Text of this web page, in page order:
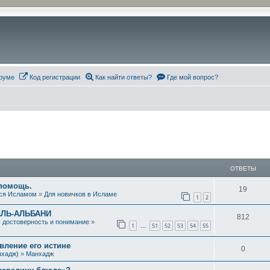
Код регистрации Как найти ответы? Где мой вопрос?
ОТВЕТЫ
1 2
Исламом » Для новичков в Исламе
19
т
в
е
АЛЬБАНИ
1 … 51 52 53 54 55
и понимание »
812О
е
его истине
» Манхадж
0О
т